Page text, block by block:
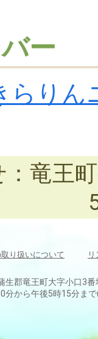
ー
らり
竜王
り扱いについて
生郡竜王町大字小口3
分から午後5時15分ま